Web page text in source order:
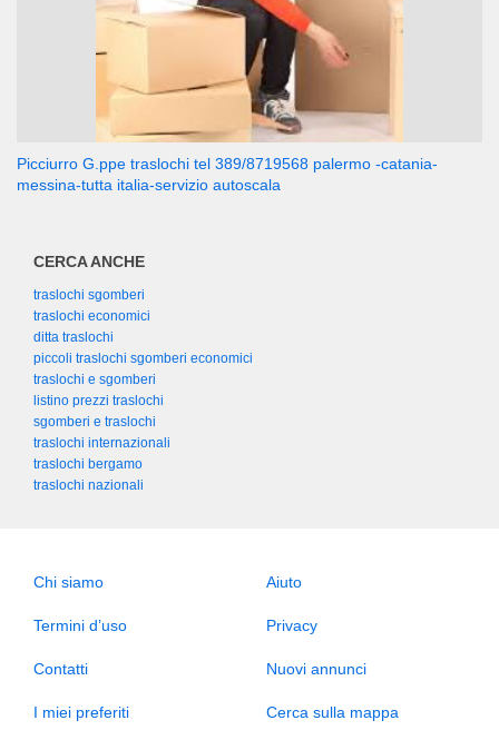
Picciurro G.ppe traslochi tel 389/8719568 palermo -catania-
messina-tutta italia-servizio autoscala
CERCA ANCHE
traslochi sgomberi
traslochi economici
ditta traslochi
piccoli traslochi sgomberi economici
traslochi e sgomberi
listino prezzi traslochi
sgomberi e traslochi
traslochi internazionali
traslochi bergamo
traslochi nazionali
Chi siamo Aiuto
Termini d’uso Privacy
Contatti Nuovi annunci
I miei preferiti Cerca sulla mappa